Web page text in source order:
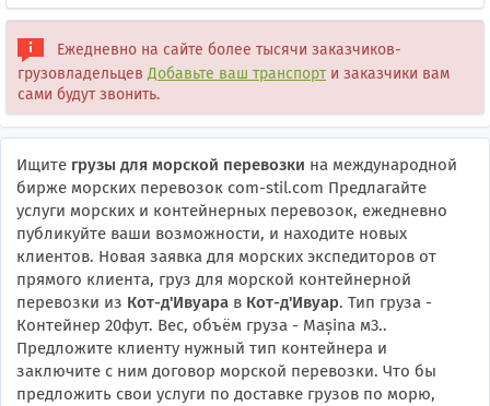
Ежедневно на сайте более тысячи заказчиков-
грузовладельцевДобавьте ваш транспорти заказчики вам
сами будут звонить.
Ищите грузы для морской перевозки на международной
бирже морских перевозок com-stil.com Предлагайте
услуги морских и контейнерных перевозок, ежедневно
публикуйте ваши возможности, и находите новых
клиентов. Новая заявка для морских экспедиторов от
прямого клиента, груз для морской контейнерной
перевозки из Кот-д'Ивуара в Кот-д'Ивуар. Тип груза -
Контейнер 20фут. Вес, объём груза - Mașina м3..
Предложите клиенту нужный тип контейнера и
заключите с ним договор морской перевозки. Что бы
предложить свои услуги по доставке грузов по морю,